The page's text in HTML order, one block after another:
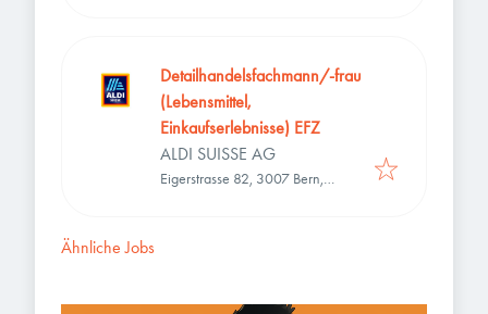
Detailhandelsfachmann/-frau
(Lebensmittel,
Einkaufserlebnisse) EFZ
ALDI SUISSE AG
Eigerstrasse 82, 3007 Bern,
Ähnliche Jobs